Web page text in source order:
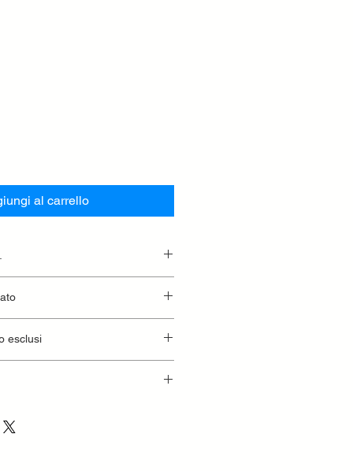
al carrello
esclusi